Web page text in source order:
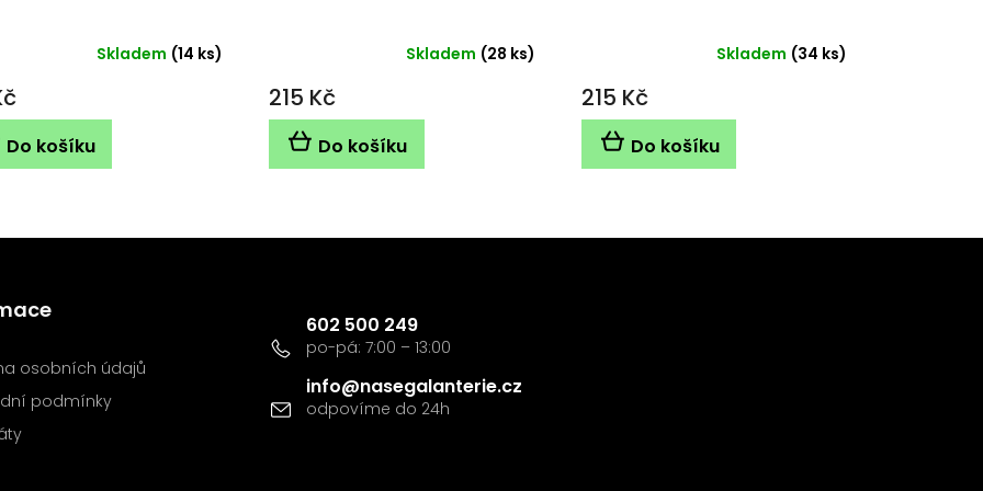
Skladem (14 ks)
Do košíku
Skladem (28 ks)
215 Kč
Do košíku
Skladem (34 ks)
215 Kč
Do košíku
osobních údajů
podmínky
info@nasegalanterie.cz
602 500 249